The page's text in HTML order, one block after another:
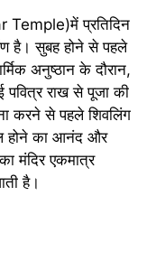
Temple)में प्रतिदिन
है। सुबह होने से पहले
अनुष्ठान के दौरान,
पवित्र राख से पूजा की
करने से पहले शिवलिंग
होने का आनंद और
मंदिर एकमात्र
है।